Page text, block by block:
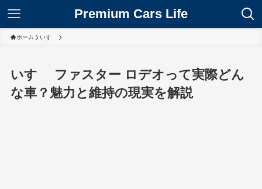
Premium Cars Life
ホーム いすゞ
いすゞ ファスター ロデオって実際どん
な車？魅力と維持の現実を解説